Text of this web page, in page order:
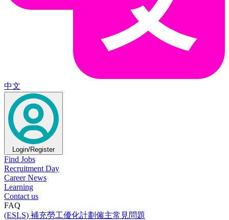
中文
Login/Register
Find Jobs
Recruitment Day
Career News
Learning
Contact us
FAQ
(ESLS) 補充勞工優化計劃僱主常見問題